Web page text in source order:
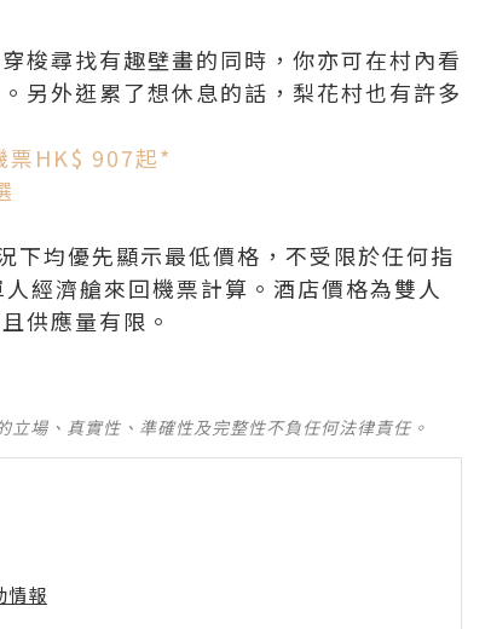
梭尋找有趣壁畫的同時，你亦可在村內看
另外逛累了想休息的話，梨花村也有許多
票HK$ 907起*
下均優先顯示最低價格，不受限於任何指
經濟艙來回機票計算。酒店價格為雙人
供應量有限。
場、真實性、準確性及完整性不負任何法律責任。
情報